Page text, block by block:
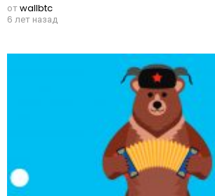
отwallbtc
6 лет назад